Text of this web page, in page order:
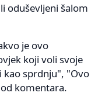
oduševljeni šalom
je ovo
koji voli svoje
kao sprdnju", "Ovo
komentara.